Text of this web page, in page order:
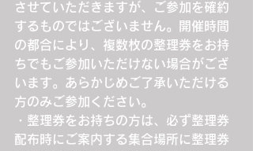
させていただきますが、ご参加を確約
するものではございません。開催時間
の都合により、複数枚の整理券をお持
ちでもご参加いただけない場合がござ
います。あらかじめご了承いただける
方のみご参加ください。
・整理券をお持ちの方は、必ず整理券
配布時にご案内する集合場所に整理券